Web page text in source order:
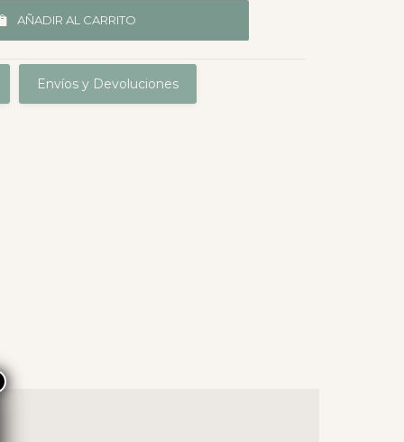
AÑADIR AL CARRITO
Envíos y Devoluciones